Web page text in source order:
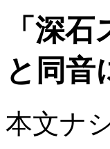
「深
と同音
本文ナ